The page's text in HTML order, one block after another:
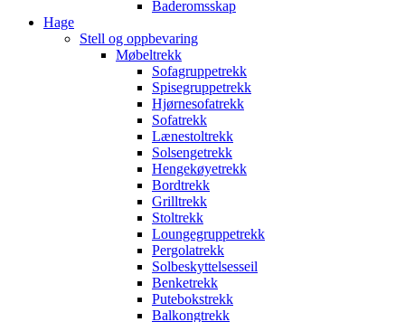
Baderomsskap
Hage
Stell og oppbevaring
Møbeltrekk
Sofagruppetrekk
Spisegruppetrekk
Hjørnesofatrekk
Sofatrekk
Lænestoltrekk
Solsengetrekk
Hengekøyetrekk
Bordtrekk
Grilltrekk
Stoltrekk
Loungegruppetrekk
Pergolatrekk
Solbeskyttelsesseil
Benketrekk
Putebokstrekk
Balkongtrekk